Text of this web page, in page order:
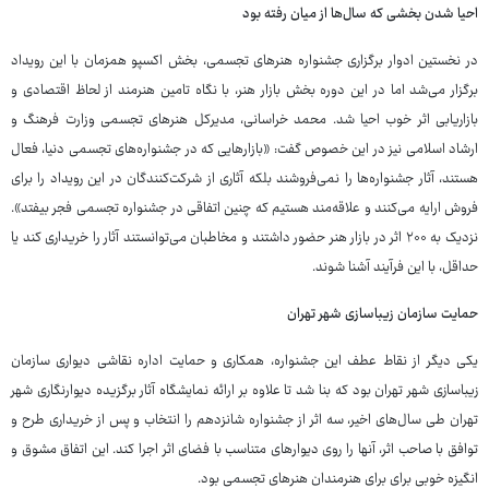
احیا شدن بخشی که سال‌ها از میان رفته بود
در نخستین ادوار برگزاری جشنواره هنرهای تجسمی، بخش اکسپو همزمان با این رویداد
برگزار می‌شد اما در این دوره بخش بازار هنر، با نگاه تامین هنرمند از لحاظ اقتصادی و
بازاریابی اثر خوب احیا شد. محمد خراسانی، مدیرکل هنرهای تجسمی وزارت فرهنگ و
ارشاد اسلامی نیز در این خصوص گفت: «بازارهایی که در جشنواره‌های تجسمی دنیا، فعال
هستند، آثار جشنواره‌ها را نمی‌فروشند بلکه آثاری از شرکت‌کنندگان در این رویداد را برای
فروش ارایه می‌کنند و علاقه‌مند هستیم که چنین اتفاقی در جشنواره تجسمی فجر بیفتد».
نزدیک به ۲۰۰ اثر در بازار هنر حضور داشتند و مخاطبان می‌توانستند آثار را خریداری کند یا
حداقل، با این فرآیند آشنا شوند.
حمایت سازمان زیباسازی شهر تهران
یکی دیگر از نقاط عطف این جشنواره، همکاری و حمایت اداره نقاشی دیواری سازمان
زیباسازی شهر تهران بود که بنا شد تا علاوه بر ارائه نمایشگاه آثار برگزیده دیوارنگاری شهر
تهران طی سال‌های اخیر، سه اثر از جشنواره شانزدهم را انتخاب و پس از خریداری طرح و
توافق با صاحب اثر، آنها را روی دیوارهای متناسب با فضای اثر اجرا کند. این اتفاق مشوق و
انگیزه خوبی برای برای هنرمندان هنرهای تجسمی بود.